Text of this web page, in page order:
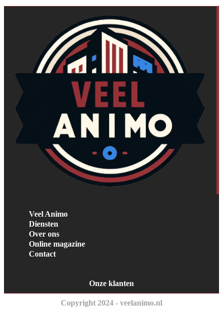
Veel Animo
Diensten
Over ons
Online magazine
Contact
Onze klanten
Copyright 2024 - veelanimo.nl